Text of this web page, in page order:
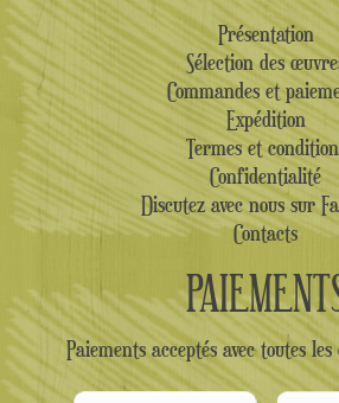
Présentation
Sélection des
Commandes et
Expédition
Termes et
Confidentialité
Discutez avec nous sur
Contacts
Paiements acceptés avec toutes